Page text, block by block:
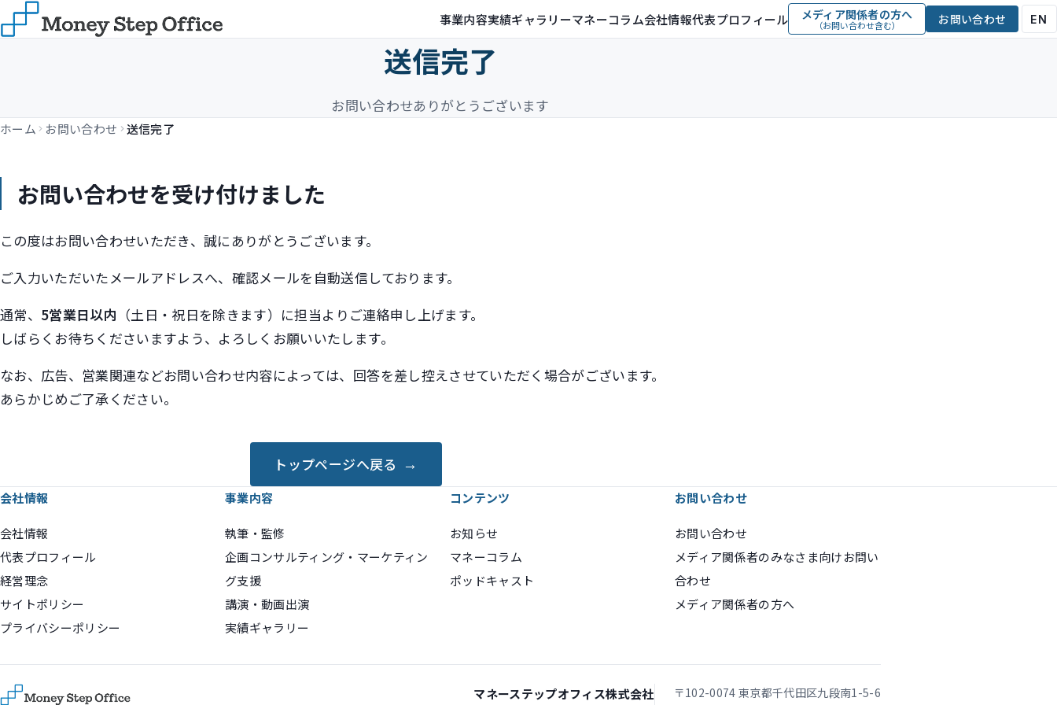
事業内容実績ギャラリーマネーコラム会社情報代表プロフィール メディア関係者の方へ
（お問い合わせ含む） お問い合わせ EN
送信完了
お問い合わせありがとうございます
ホーム お問い合わせ 送信完了
お問い合わせを受け付けました
この度はお問い合わせいただき、誠にありがとうございます。
ご入力いただいたメールアドレスへ、確認メールを自動送信しております。
通常、 5営業日以内 （土日・祝日を除きます）に担当よりご連絡申し上げます。
しばらくお待ちくださいますよう、よろしくお願いいたします。
なお、広告、営業関連などお問い合わせ内容によっては、回答を差し控えさせていただく場合がございます。
あらかじめご了承ください。
トップページへ戻る
会社情報
会社情報
代表プロフィール
経営理念
サイトポリシー
プライバシーポリシー
事業内容
執筆・監修
企画コンサルティング・マーケティン
グ支援
講演・動画出演
実績ギャラリー
コンテンツ
お知らせ
マネーコラム
ポッドキャスト
お問い合わせ
お問い合わせ
メディア関係者のみなさま向けお問い
合わせ
メディア関係者の方へ
マネーステップオフィス株式会社
〒102-0074 東京都千代田区九段南1-5-6